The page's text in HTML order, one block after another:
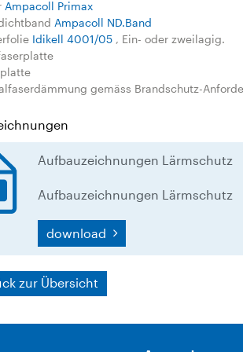
Ampacoll Primax
Ampacoll ND.Band
Idikell 4001/05 , Ein- oder zweilagig.
gemäss Brandschutz-
Aufbauzeichnungen Lärmschutz
Aufbauzeichnungen Lärmschutz
download
zur Übersicht